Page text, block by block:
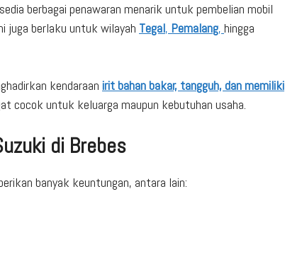
berbagai penawaran menarik untuk pembelian mobil
juga berlaku untuk wilayah Tegal, Pemalang, hingga
kendaraan irit bahan bakar, tangguh, dan memiliki
cocok untuk keluarga maupun kebutuhan usaha.
di Brebes
banyak keuntungan, antara lain: